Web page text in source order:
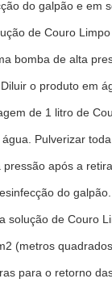
do galpão e em
de Couro Limpo
bomba de alta
o produto em
de 1 litro de
Pulverizar
após a
do
solução de Couro
(metros
para o retorno